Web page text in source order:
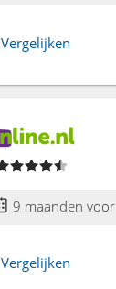
Vergelijken
9 maanden voor
Vergelijken